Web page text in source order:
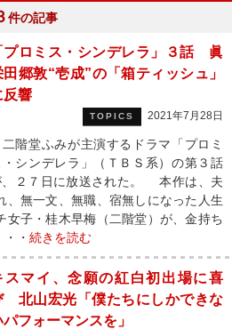
件の記事
プロミス・シンデレラ」３話 眞
田郷敦“壱成”の「箱ティッシュ」
反響
TOPICS 2021年7月28日
階堂ふみが主演するドラマ「プロミ
・シンデレラ」（ＴＢＳ系）の第３話
、２７日に放送された。 本作は、夫
、無一文、無職、宿無しになった人生
女子・桂木早梅（二階堂）が、金持ち
・ 続きを読む
スマイ、念願の紅白初出場に喜
北山宏光「僕たちにしかできな
パフォーマンスを」